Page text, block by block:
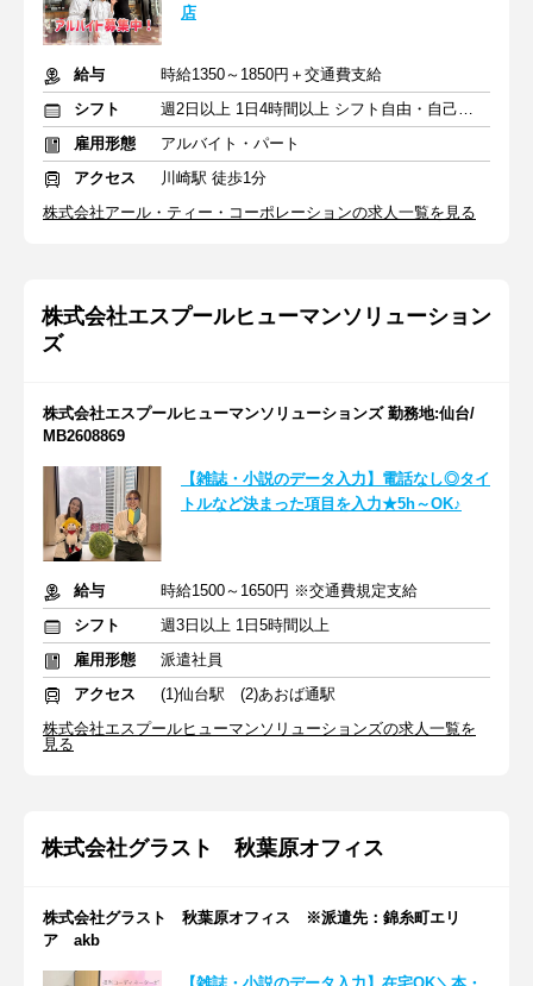
店
給与
時給1350～1850円＋交通費支給
シフト
週2日以上 1日4時間以上 シフト自由・自己申告
雇用形態
アルバイト・パート
アクセス
川崎駅 徒歩1分
株式会社アール・ティー・コーポレーションの求人一覧を見る
株式会社エスプールヒューマンソリューション
ズ
株式会社エスプールヒューマンソリューションズ 勤務地:仙台/
MB2608869
【雑誌・小説のデータ入力】電話なし◎タイ
トルなど決まった項目を入力★5h～OK♪
給与
時給1500～1650円 ※交通費規定支給
シフト
週3日以上 1日5時間以上
雇用形態
派遣社員
アクセス
(1)仙台駅 (2)あおば通駅
株式会社エスプールヒューマンソリューションズの求人一覧を
見る
株式会社グラスト 秋葉原オフィス
株式会社グラスト 秋葉原オフィス ※派遣先：錦糸町エリ
ア akb